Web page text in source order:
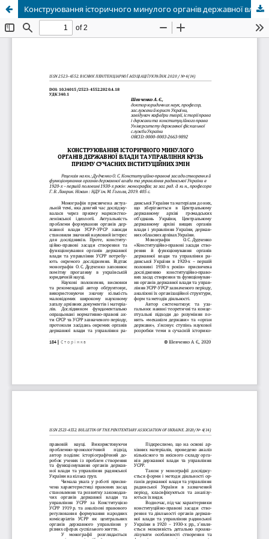
Конструювання історичного минулого органів державної влади та управління крізь призму сучасних інституційних змін